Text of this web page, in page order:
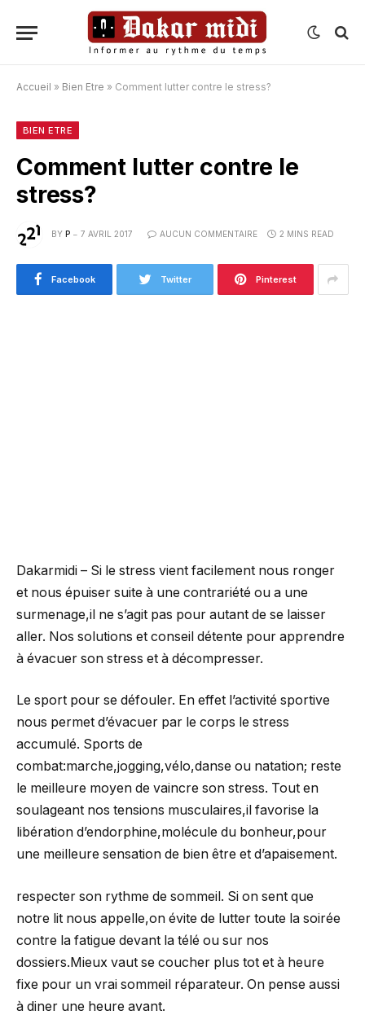
Accueil » Bien Etre » Comment lutter contre le stress?
BIEN ETRE
Comment lutter contre le
stress?
BY P 7 AVRIL 2017 AUCUN COMMENTAIRE 2 MINS READ
Facebook Twitter Pinterest
Dakarmidi – Si le stress vient facilement nous ronger
et nous épuiser suite à une contrariété ou a une
surmenage,il ne s’agit pas pour autant de se laisser
aller. Nos solutions et conseil détente pour apprendre
à évacuer son stress et à décompresser.
Le sport pour se défouler. En effet l’activité sportive
nous permet d’évacuer par le corps le stress
accumulé. Sports de
combat:marche,jogging,vélo,danse ou natation; reste
le meilleure moyen de vaincre son stress. Tout en
soulageant nos tensions musculaires,il favorise la
libération d’endorphine,molécule du bonheur,pour
une meilleure sensation de bien être et d’apaisement.
respecter son rythme de sommeil. Si on sent que
notre lit nous appelle,on évite de lutter toute la soirée
contre la fatigue devant la télé ou sur nos
dossiers.Mieux vaut se coucher plus tot et à heure
fixe pour un vrai sommeil réparateur. On pense aussi
à diner une heure avant.